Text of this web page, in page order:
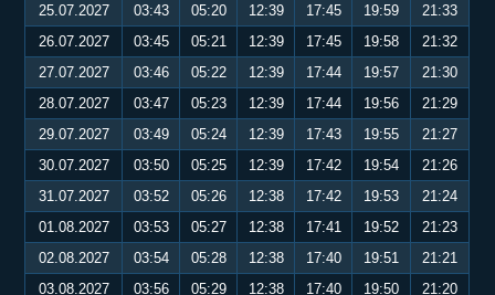
25.07.2027
03:43 05:20 12:39 17:45 19:59
21:33
26.07.2027
03:45 05:21 12:39 17:45 19:58
21:32
27.07.2027
03:46 05:22 12:39 17:44 19:57
21:30
28.07.2027
03:47 05:23 12:39 17:44 19:56
21:29
29.07.2027
03:49 05:24 12:39 17:43 19:55
21:27
30.07.2027
03:50 05:25 12:39 17:42 19:54
21:26
31.07.2027
03:52 05:26 12:38 17:42 19:53
21:24
01.08.2027
03:53 05:27 12:38 17:41 19:52
21:23
02.08.2027
03:54 05:28 12:38 17:40 19:51
21:21
03.08.2027
03:56 05:29 12:38 17:40 19:50
21:20